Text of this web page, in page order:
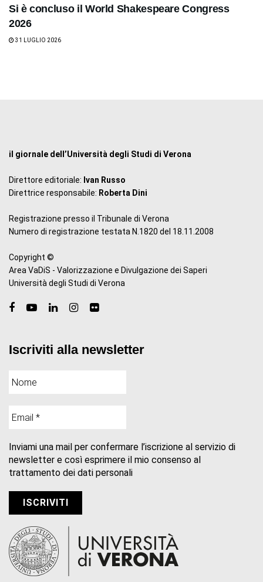
Si è concluso il World Shakespeare Congress
2026
31 LUGLIO 2026
il giornale dell’Università degli Studi di Verona
Direttore editoriale: Ivan Russo
Direttrice responsabile: Roberta Dini
Registrazione presso il Tribunale di Verona
Numero di registrazione testata N.1820 del 18.11.2008
Copyright ©
Area VaDiS - Valorizzazione e Divulgazione dei Saperi
Università degli Studi di Verona
Iscriviti alla newsletter
Inviami una mail per confermare l’iscrizione al servizio di
newsletter e così esprimere il mio consenso al
trattamento dei dati personali